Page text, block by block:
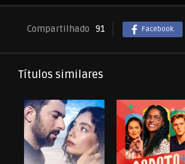
Compartilhado 91 Facebook
Títulos similares